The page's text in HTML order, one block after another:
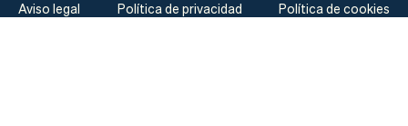
Aviso legal Política de privacidad Política de cookies